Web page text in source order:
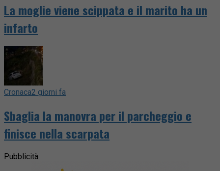
La moglie viene scippata e il marito ha un
infarto
Cronaca2 giorni fa
Sbaglia la manovra per il parcheggio e
finisce nella scarpata
Pubblicità